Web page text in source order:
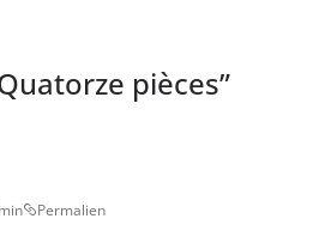
pièces”
Permalien